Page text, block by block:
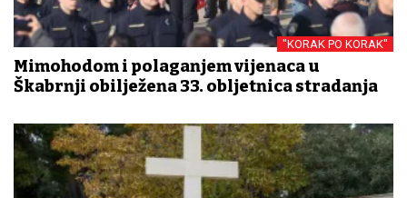
"KORAK PO KORAK"
Mimohodom i polaganjem vijenaca u
Škabrnji obilježena 33. obljetnica stradanja